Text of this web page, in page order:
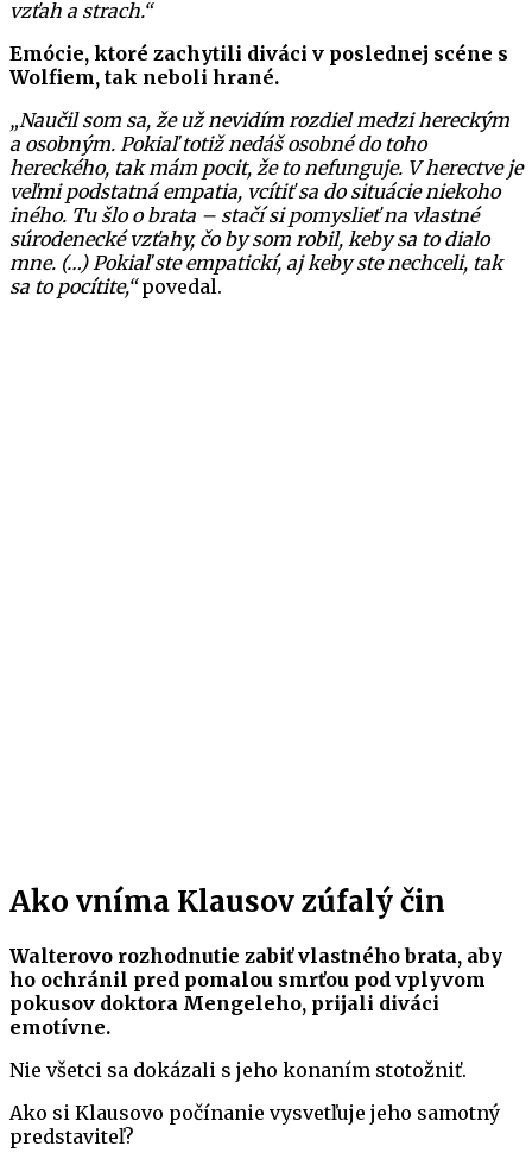
vzťah a strach.“
Emócie, ktoré zachytili diváci v poslednej scéne s
Wolfiem, tak neboli hrané.
„Naučil som sa, že už nevidím rozdiel medzi hereckým
a osobným. Pokiaľ totiž nedáš osobné do toho
hereckého, tak mám pocit, že to nefunguje. V herectve je
veľmi podstatná empatia, vcítiť sa do situácie niekoho
iného. Tu šlo o brata – stačí si pomyslieť na vlastné
súrodenecké vzťahy, čo by som robil, keby sa to dialo
mne. (…) Pokiaľ ste empatickí, aj keby ste nechceli, tak
sa to pocítite,“povedal.
Ako vníma Klausov zúfalý čin
Walterovo rozhodnutie zabiť vlastného brata, aby
ho ochránil pred pomalou smrťou pod vplyvom
pokusov doktora Mengeleho, prijali diváci
emotívne.
Nie všetci sa dokázali s jeho konaním stotožniť.
Ako si Klausovo počínanie vysvetľuje jeho samotný
predstaviteľ?